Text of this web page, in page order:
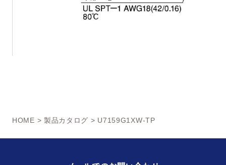
HOME > 製品カタログ > U7159G1XW-TP